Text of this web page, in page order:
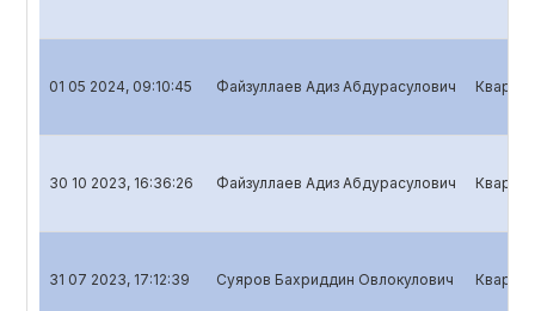
01 05 2024, 09:10:45 Файзуллаев Адиз Абдурасулович
30 10 2023, 16:36:26 Файзуллаев Адиз Абдурасулович
31 07 2023, 17:12:39 Суяров Бахриддин Овлокулович